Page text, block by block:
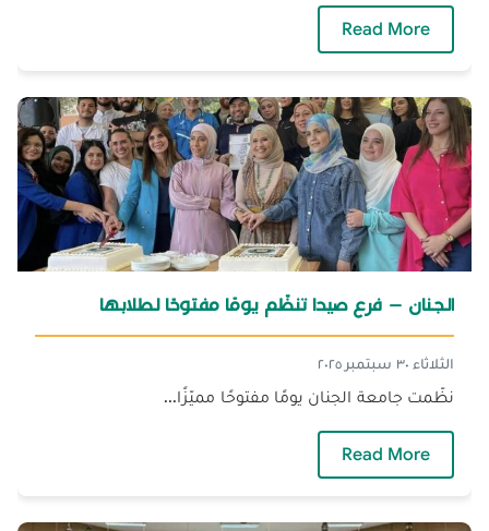
Read More
الجنان – فرع صيدا تنظّم يومًا مفتوحًا لطلابها
الثلاثاء ٣٠ سبتمبر ٢٠٢٥
نظّمت جامعة الجنان يومًا مفتوحًا مميّزًا...
Read More